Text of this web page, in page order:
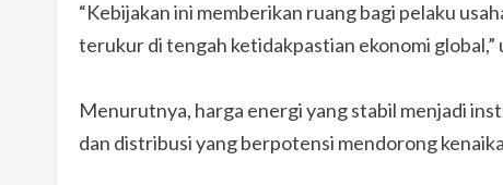
“Kebijakan ini memberikan ruang bagi pelaku
terukur di tengah ketidakpastian ekonomi global,”
Menurutnya, harga energi yang stabil menjadi
dan distribusi yang berpotensi mendorong